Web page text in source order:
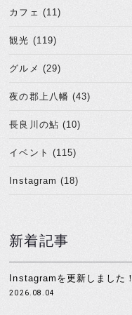
カフェ (11)
観光 (119)
グルメ (29)
夜の郡上八幡 (43)
長良川の鮎 (10)
イベント (115)
Instagram (18)
新着記事
Instagramを更新しました！
2026.08.04